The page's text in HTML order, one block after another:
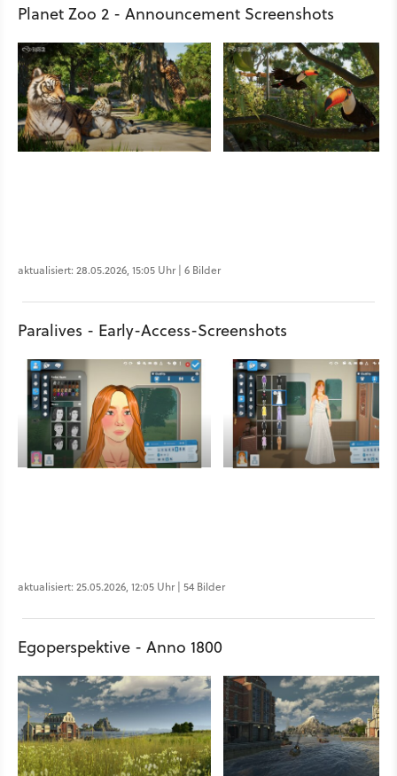
Planet Zoo 2 - Announcement Screenshots
aktualisiert: 28.05.2026, 15:05 Uhr | 6 Bilder
Paralives - Early-Access-Screenshots
aktualisiert: 25.05.2026, 12:05 Uhr | 54 Bilder
Egoperspektive - Anno 1800